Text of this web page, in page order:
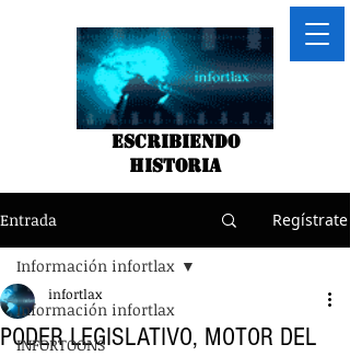
Escribiendo
historia
Entrada Regístrate
Información infortlax
INFORTOONS
Información infortlax
PODER LEGISLATIVO, MOTOR DEL
infortlax